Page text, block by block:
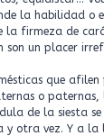
la habilidad o
la firmeza de
son un placer
que afilen
o
de la siesta se
y otra vez. Y a